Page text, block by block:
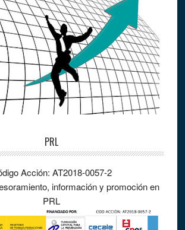
PRL
Acción: AT2018-0057-2
información y promoción en
PRL